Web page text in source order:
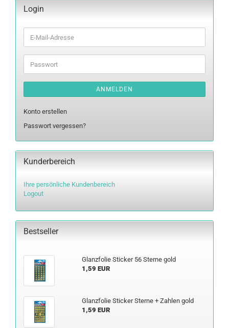
Login
E-
Mail-
Adresse
Passwort
ANMELDEN
Konto erstellen
Passwort vergessen?
Kunderbereich
Ihre persönliche Kundenbereich
Logout
Bestseller
Glanz­fo­lie Sti­cker 56 Ster­ne gold
1,59 EUR
Glanz­fo­lie Sti­cker Ster­ne + Zah­len gold
1,59 EUR